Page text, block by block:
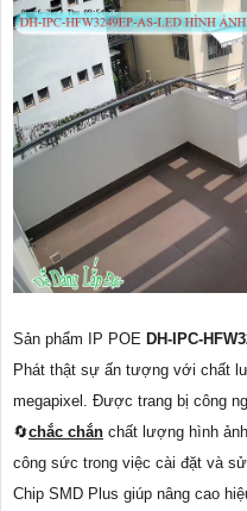
Sản phẩm IP POE DH-IPC-
Phát thật sự ấn tượng với chất
megapixel. Được trang bị công
🔄chắc chắn chất lượng hình
công sức trong việc cài đặt và sử
Chip SMD Plus giúp nâng cao